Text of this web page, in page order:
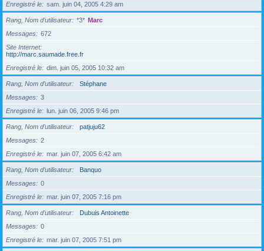
Enregistré le
sam. juin 04, 2005 4:29 am
Rang, Nom d’utilisateur *3* Marc
Messages
672
Site Internet
http://marc.saumade.free.fr
Enregistré le
dim. juin 05, 2005 10:32 am
Rang, Nom d’utilisateur
Stéphane
Messages
3
Enregistré le
lun. juin 06, 2005 9:46 pm
Rang, Nom d’utilisateur
patjuju62
Messages
2
Enregistré le
mar. juin 07, 2005 6:42 am
Rang, Nom d’utilisateur
Banquo
Messages
0
Enregistré le
mar. juin 07, 2005 7:16 pm
Rang, Nom d’utilisateur
Dubuis Antoinette
Messages
0
Enregistré le
mar. juin 07, 2005 7:51 pm